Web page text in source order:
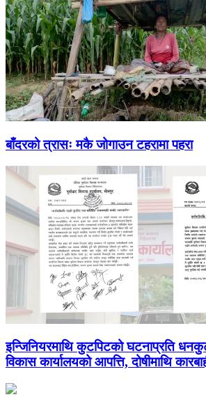
बाँदरको त्रासः मकै जोगाउन टहरामा पहरा
इन्जिनियरमाथि कुटपिटको घटनाप्रति
विकास कार्यालयको आपत्ति, दोषीमाथि